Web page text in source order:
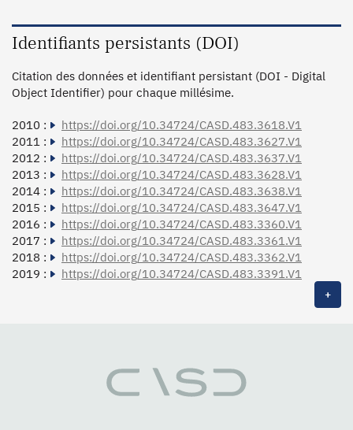
Identifiants persistants (DOI)
Citation des données et identifiant persistant (DOI - Digital
Object Identifier) pour chaque millésime.
2010 :
https://doi.org/10.34724/CASD.483.3618.V1
2011 :
https://doi.org/10.34724/CASD.483.3627.V1
2012 :
https://doi.org/10.34724/CASD.483.3637.V1
2013 :
https://doi.org/10.34724/CASD.483.3628.V1
2014 :
https://doi.org/10.34724/CASD.483.3638.V1
2015 :
https://doi.org/10.34724/CASD.483.3647.V1
2016 :
https://doi.org/10.34724/CASD.483.3360.V1
2017 :
https://doi.org/10.34724/CASD.483.3361.V1
2018 :
https://doi.org/10.34724/CASD.483.3362.V1
2019 :
https://doi.org/10.34724/CASD.483.3391.V1
+